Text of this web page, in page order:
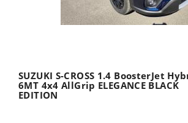
SUZUKI S-CROSS 1.4 BoosterJet
6MT 4x4 AllGrip ELEGANCE BLACK
EDITION